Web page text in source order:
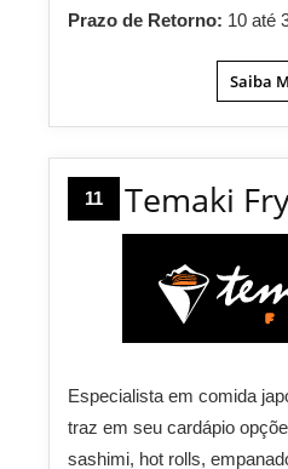
Prazo de Retorno: 10 até
Saiba
11 Temaki
Especialista em comida
traz em seu cardápio
sashimi, hot rolls,